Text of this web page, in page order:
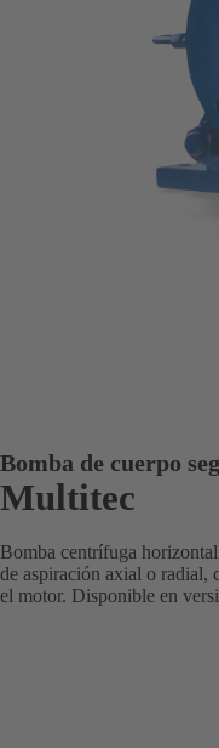
Bomba de cuerpo
Multitec
Bomba centrífuga
de aspiración axial o radial,
el motor. Disponible en